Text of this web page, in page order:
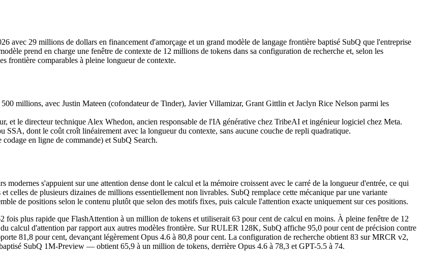
avec 29 millions de dollars en financement d'amorçage et un grand modèle de langage frontière baptisé SubQ que l'entreprise
prend en charge une fenêtre de contexte de 12 millions de tokens dans sa configuration de recherche et, selon les
frontière comparables à pleine longueur de contexte.
millions, avec Justin Mateen (cofondateur de Tinder), Javier Villamizar, Grant Gittlin et Jaclyn Rice Nelson parmi les
et le directeur technique Alex Whedon, ancien responsable de l'IA générative chez TribeAI et ingénieur logiciel chez Meta.
dont le coût croît linéairement avec la longueur du contexte, sans aucune couche de repli quadratique.
en ligne de commande) et SubQ Search.
s'appuient sur une attention dense dont le calcul et la mémoire croissent avec le carré de la longueur d'entrée, ce qui
celles de plusieurs dizaines de millions essentiellement non livrables. SubQ remplace cette mécanique par une variante
de positions selon le contenu plutôt que selon des motifs fixes, puis calcule l'attention exacte uniquement sur ces positions.
fois plus rapide que FlashAttention à un million de tokens et utiliserait 63 pour cent de calcul en moins. À pleine fenêtre de 12
calcul d'attention par rapport aux autres modèles frontière. Sur RULER 128K, SubQ affiche 95,0 pour cent de précision contre
81,8 pour cent, devançant légèrement Opus 4.6 à 80,8 pour cent. La configuration de recherche obtient 83 sur MRCR v2,
SubQ 1M-Preview — obtient 65,9 à un million de tokens, derrière Opus 4.6 à 78,3 et GPT-5.5 à 74.